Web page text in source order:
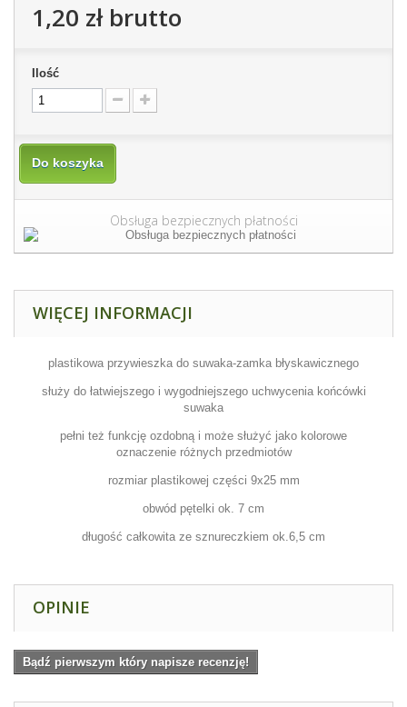
1,20 złbrutto
Ilość
Do koszyka
Obsługa bezpiecznych płatności
WIĘCEJ INFORMACJI
plastikowa przywieszka do suwaka-zamka błyskawicznego
służy do łatwiejszego i wygodniejszego uchwycenia końcówki
suwaka
pełni też funkcję ozdobną i może służyć jako kolorowe
oznaczenie różnych przedmiotów
rozmiar plastikowej części 9x25 mm
obwód pętelki ok. 7 cm
długość całkowita ze sznureczkiem ok.6,5 cm
OPINIE
Bądź pierwszym który napisze recenzję!